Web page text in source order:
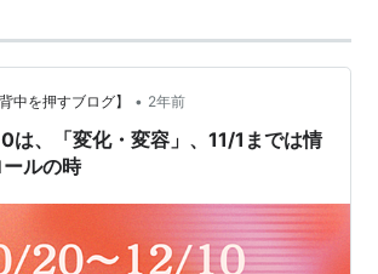
中を押すブログ】 • 2年前
は、「変化・変容」、11/1までは情
ルの時